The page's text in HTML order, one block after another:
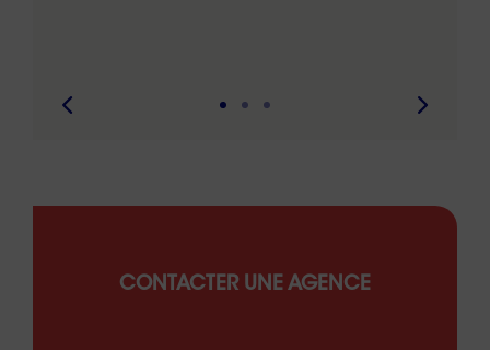
CONTACTER UNE AGENCE